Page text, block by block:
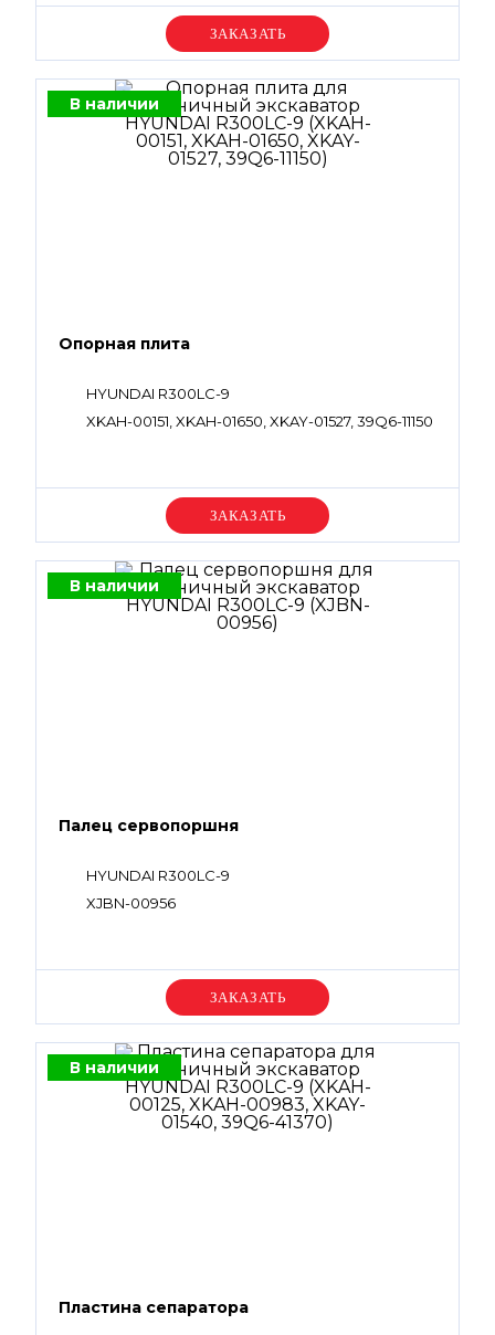
Уточняйте цену
В наличии
Опорная плита
HYUNDAI R300LC-9
XKAH-00151, XKAH-01650, XKAY-01527, 39Q6-11150
Уточняйте цену
В наличии
Палец сервопоршня
HYUNDAI R300LC-9
XJBN-00956
Уточняйте цену
В наличии
Пластина сепаратора